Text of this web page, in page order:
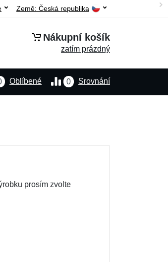
Země: Česká republika
Nákupní košík
zatím prázdný
0 Srovnání
Oblíbené
prosím zvolte